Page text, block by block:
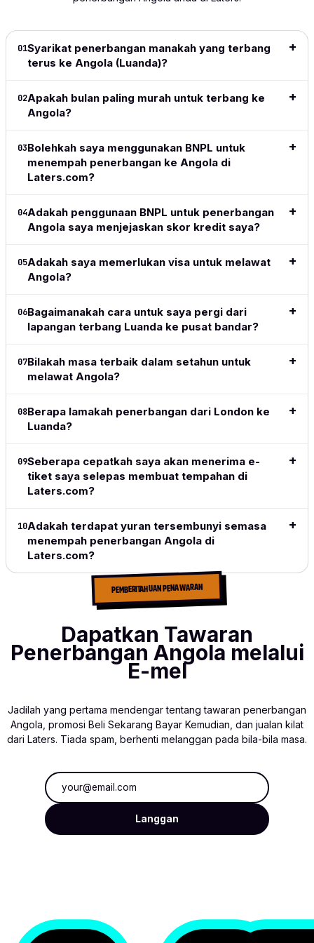
intuitive.
Definitely
my go to
now on.
lengkap→
great
especially
for long
haul
→
free. Highly
recommend!
Baca ulasan
it
launched.
I love the
love the
methods,
great to
see the
in this
space.
above all
exactly
what I
need.
ulasan
lengkap
to
for
01Syarikat penerbangan manakah yang terbang
terus ke Angola (Luanda)?
02Apakah bulan paling murah untuk terbang ke
Angola?
03Bolehkah saya menggunakan BNPL untuk
menempah penerbangan ke Angola di
Laters.com?
04Adakah penggunaan BNPL untuk penerbangan
Angola saya menjejaskan skor kredit saya?
05Adakah saya memerlukan visa untuk melawat
Angola?
06Bagaimanakah cara untuk saya pergi dari
lapangan terbang Luanda ke pusat bandar?
07Bilakah masa terbaik dalam setahun untuk
melawat Angola?
08Berapa lamakah penerbangan dari London ke
Luanda?
09Seberapa cepatkah saya akan menerima e-
tiket saya selepas membuat tempahan di
Laters.com?
10Adakah terdapat yuran tersembunyi semasa
menempah penerbangan Angola di
Laters.com?
PEMBERITAHUAN PENAWARAN
Dapatkan Tawaran
Penerbangan Angola melalui
E-mel
Jadilah yang pertama mendengar tentang tawaran penerbangan
Angola, promosi Beli Sekarang Bayar Kemudian, dan jualan kilat
dari Laters. Tiada spam, berhenti melanggan pada bila-bila masa.
Alamat e-mel
Langgan